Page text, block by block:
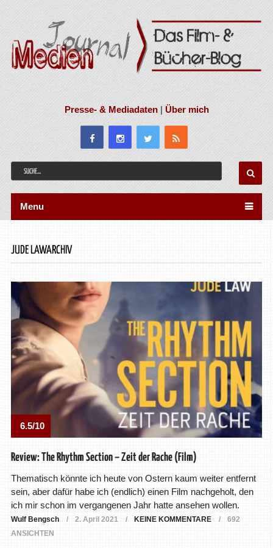
Presse- & Mediadaten|Über mich
Menu
JUDE LAWARCHIV
6.5/10
Review: The Rhythm Section – Zeit der Rache (Film)
Thematisch könnte ich heute von Ostern kaum weiter entfernt
sein, aber dafür habe ich (endlich) einen Film nachgeholt, den
ich mir schon im vergangenen Jahr hatte ansehen wollen.
Wulf Bengsch 2. April 2021 KEINE KOMMENTARE
692
ANSICHTEN